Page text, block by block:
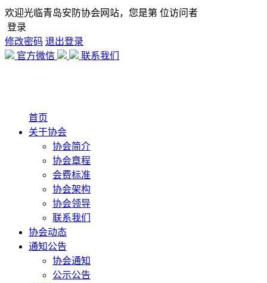
欢迎光临青岛安防协会网站，您是第 位访问者
登录
修改密码 退出登录
官方微信
联系我们
首页
关于协会
协会简介
协会章程
会费标准
协会架构
协会领导
联系我们
协会动态
通知公告
协会通知
公示公告